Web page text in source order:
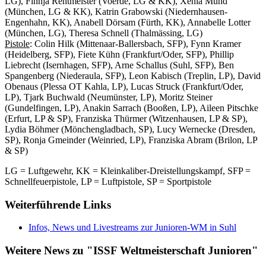
(München, LG & KK), Katrin Grabowski (Niedernhausen-
Engenhahn, KK), Anabell Dörsam (Fürth, KK), Annabelle Lotter
(München, LG), Theresa Schnell (Thalmässing, LG)
Pistole: Colin Hilk (Mittenaar-Ballersbach, SFP), Fynn Kramer
(Heidelberg, SFP), Fiete Kühn (Frankfurt/Oder, SFP), Phillip
Liebrecht (Isernhagen, SFP), Arne Schallus (Suhl, SFP), Ben
Spangenberg (Niederaula, SFP), Leon Kabisch (Treplin, LP), David
Obenaus (Plessa OT Kahla, LP), Lucas Struck (Frankfurt/Oder,
LP), Tjark Buchwald (Neumünster, LP), Moritz Steiner
(Gundelfingen, LP), Anakin Sarrach (Booßen, LP), Aileen Pitschke
(Erfurt, LP & SP), Franziska Thürmer (Witzenhausen, LP & SP),
Lydia Böhmer (Mönchengladbach, SP), Lucy Wernecke (Dresden,
SP), Ronja Gmeinder (Weinried, LP), Franziska Abram (Brilon, LP
& SP)
LG = Luftgewehr, KK = Kleinkaliber-Dreistellungskampf, SFP =
Schnellfeuerpistole, LP = Luftpistole, SP = Sportpistole
Weiterführende Links
Infos, News und Livestreams zur Junioren-WM in Suhl
Weitere News zu "ISSF Weltmeisterschaft Junioren"